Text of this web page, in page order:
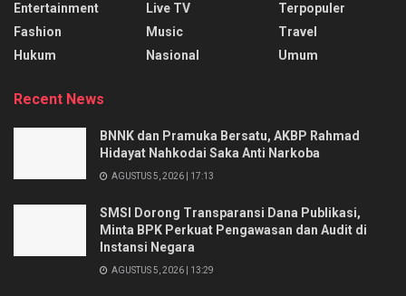
Entertainment
Fashion
Hukum
Live TV
Music
Nasional
Terpopuler
Travel
Umum
Recent News
BNNK dan Pramuka Bersatu, AKBP Rahmad
Hidayat Nahkodai Saka Anti Narkoba
AGUSTUS 5, 2026 | 17:13
SMSI Dorong Transparansi Dana Publikasi,
Minta BPK Perkuat Pengawasan dan Audit di
Instansi Negara
AGUSTUS 5, 2026 | 13:29